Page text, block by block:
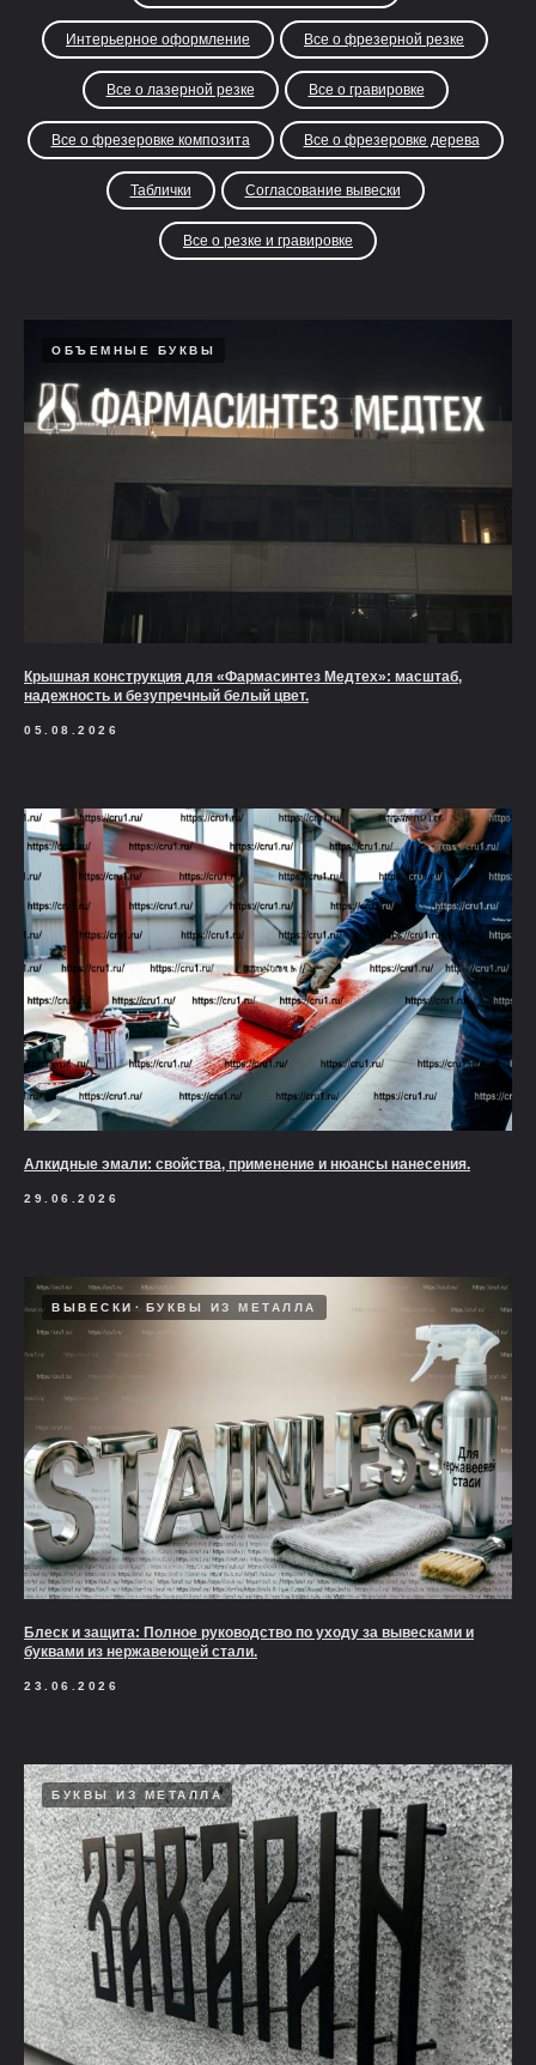
Интерьерное оформление Все о фрезерной резке
Все о лазерной резке Все о гравировке
Все о фрезеровке композита Все о фрезеровке дерева
Таблички Согласование вывески
Все о резке и гравировке
ОБЪЕМНЫЕ БУКВЫ
Крышная конструкция для «Фармасинтез Медтех»: масштаб,
надежность и безупречный белый цвет.
05.08.2026
Алкидные эмали: свойства, применение и нюансы нанесения.
29.06.2026
ВЫВЕСКИ БУКВЫ ИЗ МЕТАЛЛА
Блеск и защита: Полное руководство по уходу за вывесками и
буквами из нержавеющей стали.
23.06.2026
БУКВЫ ИЗ МЕТАЛЛА